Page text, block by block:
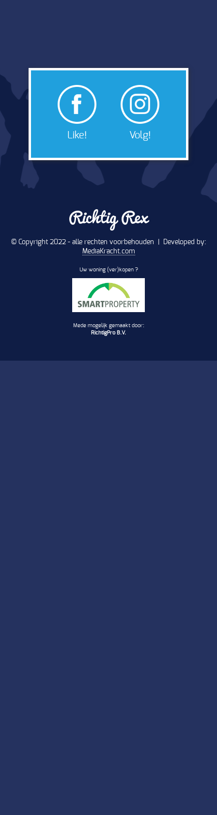
Like! Volg!
Richtig Rex
© Copyright 2022 - alle rechten voorbehouden | Developed by:
MediaKracht.com
Uw woning (ver)kopen ?
Mede mogelijk gemaakt door:
RichtigPro B.V.